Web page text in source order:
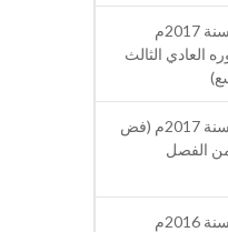
مرسوم أميري رقم (63) لسنة 2017م
العادي الثالث
مرسوم أميري رقم (25) لسنة 2017م (فض
من الفصل
مرسوم أميري رقم (52) لسنة 2016م